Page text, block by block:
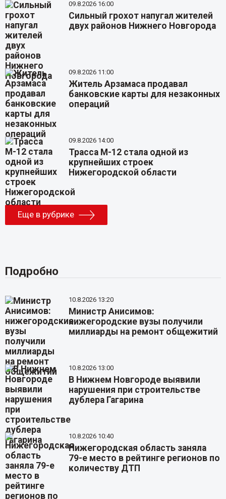
09.8.2026 16:00
Сильный грохот напугал жителей
двух районов Нижнего Новгорода
09.8.2026 11:00
Житель Арзамаса продавал
банковские карты для незаконных
операций
09.8.2026 14:00
Трасса М-12 стала одной из
крупнейших строек
Нижегородской области
Еще в рубрике
Подробно
10.8.2026 13:20
Министр Анисимов:
нижегородские вузы получили
миллиарды на ремонт общежитий
10.8.2026 13:00
В Нижнем Новгороде выявили
нарушения при строительстве
дублера Гагарина
10.8.2026 10:40
Нижегородская область заняла
79-е место в рейтинге регионов по
количеству ДТП